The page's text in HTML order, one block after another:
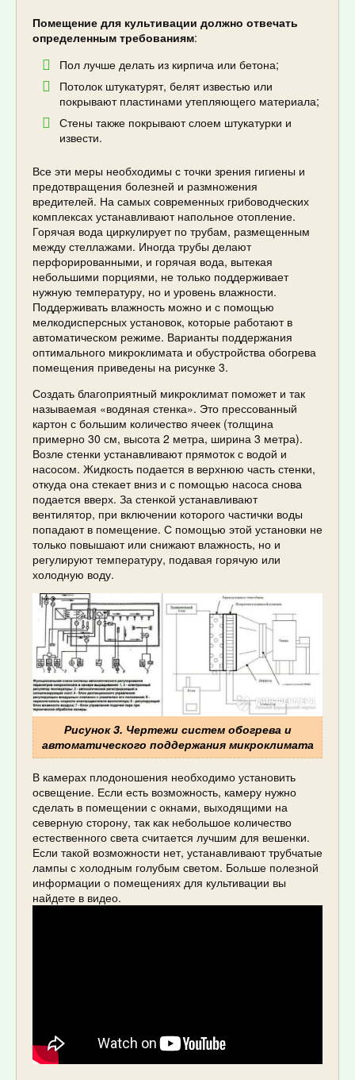
Помещение для культивации должно отвечать
определенным требованиям:
Пол лучше делать из кирпича или бетона;
Потолок штукатурят, белят известью или
покрывают пластинами утепляющего материала;
Стены также покрывают слоем штукатурки и
извести.
Все эти меры необходимы с точки зрения гигиены и
предотвращения болезней и размножения
вредителей. На самых современных грибоводческих
комплексах устанавливают напольное отопление.
Горячая вода циркулирует по трубам, размещенным
между стеллажами. Иногда трубы делают
перфорированными, и горячая вода, вытекая
небольшими порциями, не только поддерживает
нужную температуру, но и уровень влажности.
Поддерживать влажность можно и с помощью
мелкодисперсных установок, которые работают в
автоматическом режиме. Варианты поддержания
оптимального микроклимата и обустройства обогрева
помещения приведены на рисунке 3.
Создать благоприятный микроклимат поможет и так
называемая «водяная стенка». Это прессованный
картон с большим количество ячеек (толщина
примерно 30 см, высота 2 метра, ширина 3 метра).
Возле стенки устанавливают прямоток с водой и
насосом. Жидкость подается в верхнюю часть стенки,
откуда она стекает вниз и с помощью насоса снова
подается вверх. За стенкой устанавливают
вентилятор, при включении которого частички воды
попадают в помещение. С помощью этой установки не
только повышают или снижают влажность, но и
регулируют температуру, подавая горячую или
холодную воду.
Рисунок 3. Чертежи систем обогрева и
автоматического поддержания микроклимата
В камерах плодоношения необходимо установить
освещение. Если есть возможность, камеру нужно
сделать в помещении с окнами, выходящими на
северную сторону, так как небольшое количество
естественного света считается лучшим для вешенки.
Если такой возможности нет, устанавливают трубчатые
лампы с холодным голубым светом. Больше полезной
информации о помещениях для культивации вы
найдете в видео.